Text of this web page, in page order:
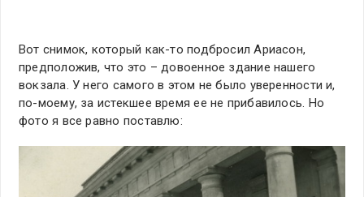
Вот снимок, который как-то подбросил Ариасон,
предположив, что это – довоенное здание нашего
вокзала. У него самого в этом не было уверенности и,
по-моему, за истекшее время ее не прибавилось. Но
фото я все равно поставлю: